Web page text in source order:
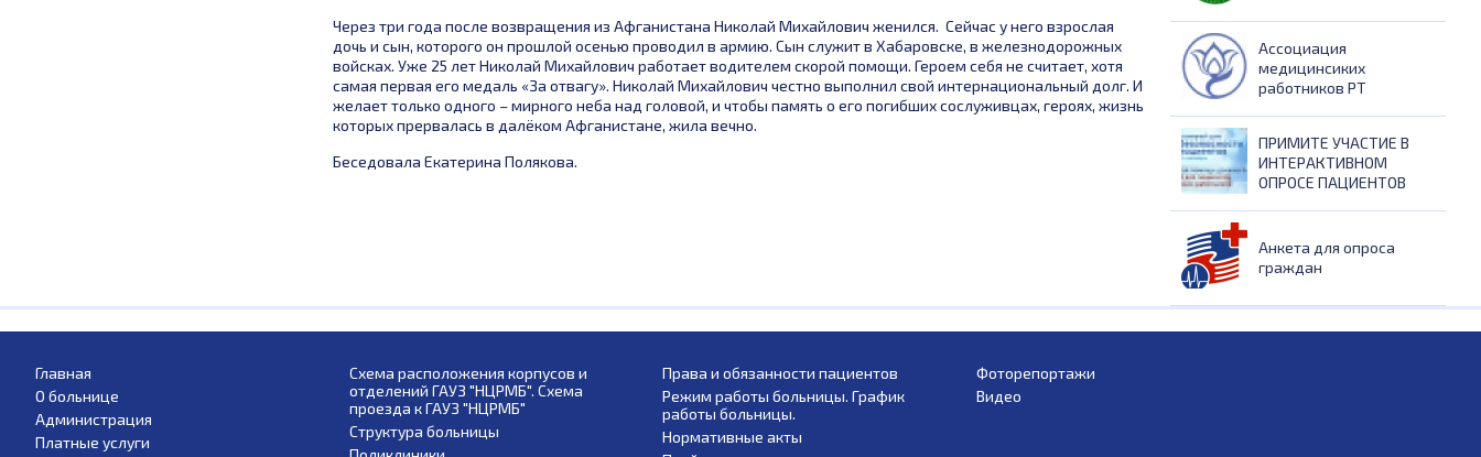
Через три года после возвращения из Афганистана Николай Михайлович женился. Сейчас у него взрослая
дочь и сын, которого он прошлой осенью проводил в армию. Сын служит в Хабаровске, в железнодорожных
войсках. Уже 25 лет Николай Михайлович работает водителем скорой помощи. Героем себя не считает, хотя
самая первая его медаль «За отвагу». Николай Михайлович честно выполнил свой интернациональный долг. И
желает только одного – мирного неба над головой, и чтобы память о его погибших сослуживцах, героях, жизнь
которых прервалась в далёком Афганистане, жила вечно.
Беседовала Екатерина Полякова.
Ассоциация
медицинсиких
работников РТ
ПРИМИТЕ УЧАСТИЕ В
ИНТЕРАКТИВНОМ
ОПРОСЕ ПАЦИЕНТОВ
Анкета для опроса
граждан
Главная
О больнице
Администрация
Платные услуги
Схема расположения корпусов и
отделений ГАУЗ "НЦРМБ". Схема
проезда к ГАУЗ "НЦРМБ"
Структура больницы
Права и обязанности пациентов
Режим работы больницы. График
работы больницы.
Нормативные акты
Фоторепортажи
Видео